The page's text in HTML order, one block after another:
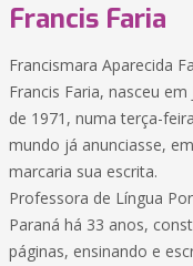
Francis Faria
Francismara Aparecida
Francis Faria, nasceu
de 1971, numa terça-
mundo já anunciasse,
marcaria sua escrita.
Professora de Língua
Paraná há 33 anos,
páginas, ensinando e